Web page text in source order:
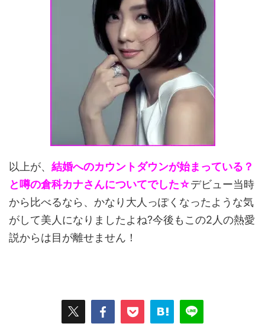
以上が、 結婚へのカウントダウンが始まっている？
と噂の倉科カナさんについてでした☆デビュー当時
から比べるなら、かなり大人っぽくなったような気
がして美人になりましたよね?今後もこの2人の熱愛
説からは目が離せません！